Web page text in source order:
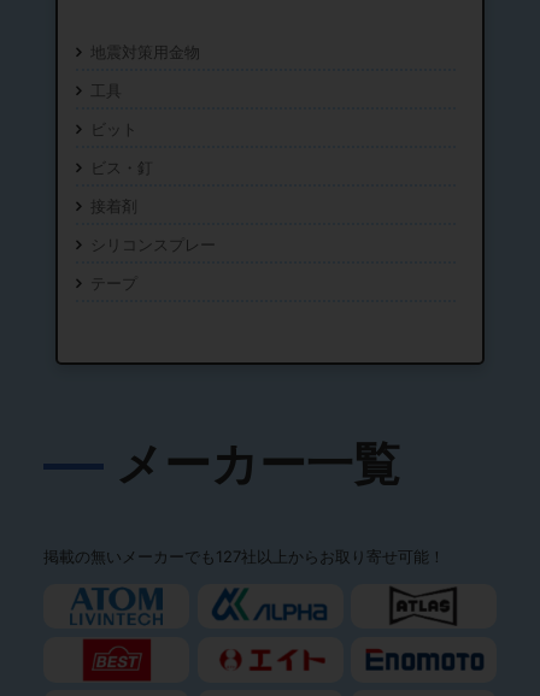
地震対策用金物
工具
ビット
ビス・釘
接着剤
シリコンスプレー
テープ
メーカー一覧
掲載の無いメーカーでも127社以上からお取り寄せ可能！